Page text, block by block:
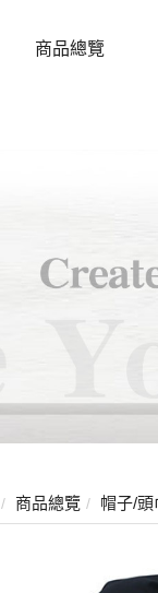
商品總覽
商品總覽 帽子/頭